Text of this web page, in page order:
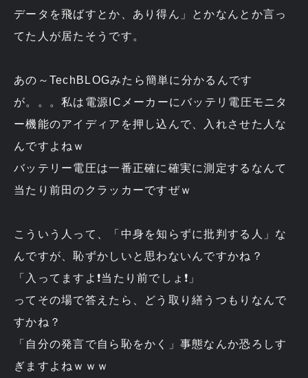
データを飛ばすとか、あり得ん」とかなんとか言っ
てた人が居たそうです。
あの～TechBLOGみたら簡単に分かるんです
が。。。私は電源ICメーカーにバッテリ電圧モニタ
ー機能のアイディアを押し込んで、入れさせた人な
んですよねｗ
バッテリー電圧は一番正確に確実に測定するなんて
当たり前田のクラッカーですぜｗ
こういう人って、「中身を知らずに批判する人」な
んですが、恥ずかしいと思わないんですかね？
「入ってますよ❗当たり前でしょ❗」
ってその場で答えたら、どう取り繕うつもりなんで
すかね？
「自分の発言で自ら恥をかく」事態なんか恐ろしす
ぎますよねｗｗｗ